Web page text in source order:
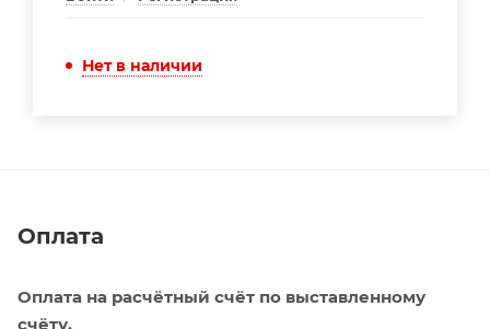
Нет в наличии
Оплата
Оплата на расчётный счёт по выставленному
счёту.